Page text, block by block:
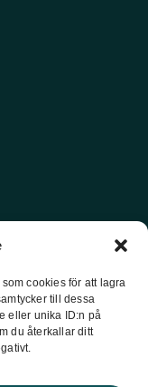
cookies för att lagra
till dessa
eller unika ID:n på
du återkallar ditt